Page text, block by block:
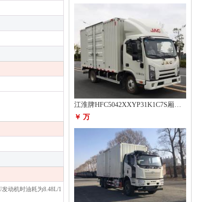
动机时油耗为8.48L/1
￥ 万